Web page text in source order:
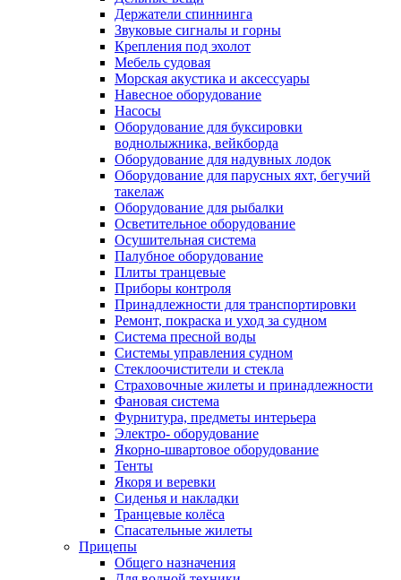
Держатели спиннинга
Звуковые сигналы и горны
Крепления под эхолот
Мебель судовая
Морская акустика и аксессуары
Навесное оборудование
Насосы
Оборудование для буксировки
воднолыжника, вейкборда
Оборудование для надувных лодок
Оборудование для парусных яхт, бегучий
такелаж
Оборудование для рыбалки
Осветительное оборудование
Осушительная система
Палубное оборудование
Плиты транцевые
Приборы контроля
Принадлежности для транспортировки
Ремонт, покраска и уход за судном
Система пресной воды
Системы управления судном
Стеклоочистители и стекла
Страховочные жилеты и принадлежности
Фановая система
Фурнитура, предметы интерьера
Электро- оборудование
Якорно-швартовое оборудование
Тенты
Якоря и веревки
Сиденья и накладки
Транцевые колёса
Спасательные жилеты
Прицепы
Общего назначения